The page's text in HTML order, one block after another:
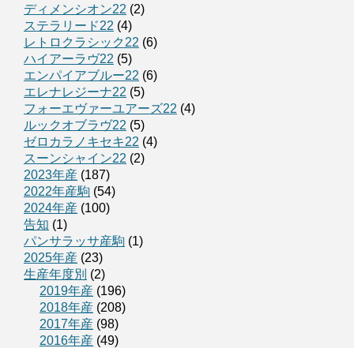
ディメンシオン22 (2)
ステラリード22 (4)
レトロクラシック22 (6)
ハイアーラヴ22 (5)
エンパイアブルー22 (6)
エレナレジーナ22 (5)
フォーエヴァーユアーズ22 (4)
ルックオブラヴ22 (5)
ゼロカラノキセキ22 (4)
スーンシャイン22 (2)
2023年産 (187)
2022年産駒 (54)
2024年産 (100)
告知 (1)
パンサラッサ産駒 (1)
2025年産 (23)
生産年度別 (2)
2019年産 (196)
2018年産 (208)
2017年産 (98)
2016年産 (49)